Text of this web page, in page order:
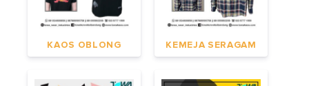
KAOS OBLONG KEMEJA SERAGAM